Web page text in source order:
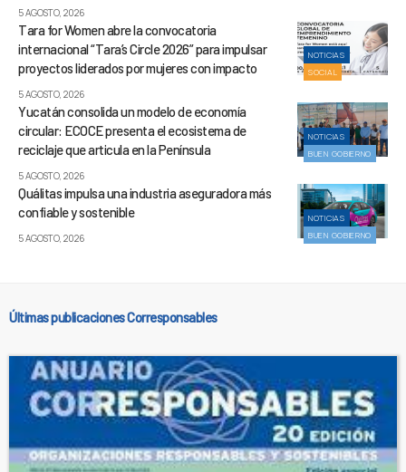
5 AGOSTO, 2026
NOTICIAS
SOCIAL
Tara for Women abre la convocatoria
internacional “Tara’s Circle 2026” para impulsar
proyectos liderados por mujeres con impacto
5 AGOSTO, 2026
NOTICIAS
BUEN GOBIERNO
Yucatán consolida un modelo de economía
circular: ECOCE presenta el ecosistema de
reciclaje que articula en la Península
5 AGOSTO, 2026
NOTICIAS
BUEN GOBIERNO
Quálitas impulsa una industria aseguradora más
confiable y sostenible
5 AGOSTO, 2026
Últimas publicaciones Corresponsables